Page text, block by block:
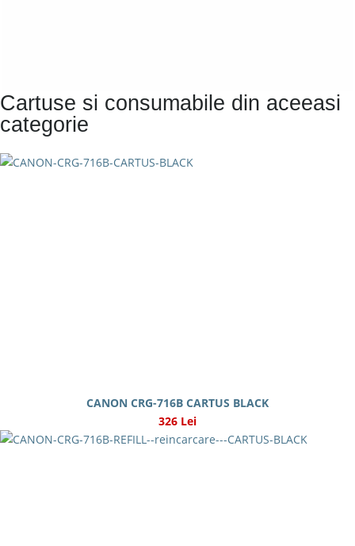
Cartuse si consumabile din aceeasi
categorie
CANON CRG-716B CARTUS BLACK
326 Lei